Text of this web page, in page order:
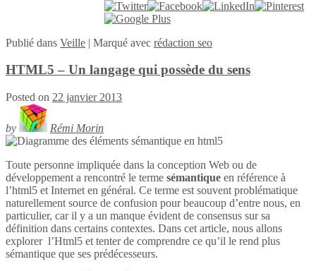
Publié dans Veille | Marqué avec rédaction seo
HTML5 – Un langage qui possède du sens
Posted on 22 janvier 2013
by Rémi Morin
Toute personne impliquée dans la conception Web ou de
développement a rencontré le terme sémantique en référence à
l’html5 et Internet en général. Ce terme est souvent problématique
naturellement source de confusion pour beaucoup d’entre nous, en
particulier, car il y a un manque évident de consensus sur sa
définition dans certains contextes. Dans cet article, nous allons
explorer l’Html5 et tenter de comprendre ce qu’il le rend plus
sémantique que ses prédécesseurs.